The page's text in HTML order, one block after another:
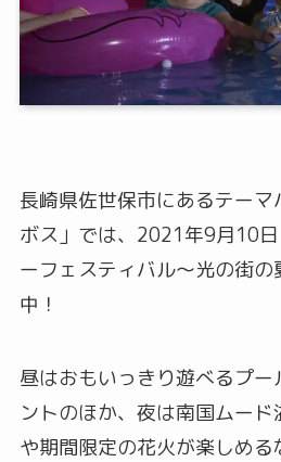
長崎県佐世保市にあるテー
ボス」では、2021年9月10
ーフェスティバル～光の街
中！
昼はおもいっきり遊べるプ
ントのほか、夜は南国ムー
や期間限定の花火が楽しめ